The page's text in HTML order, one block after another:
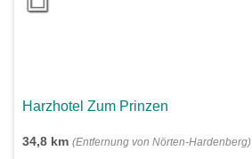
Harzhotel Zum Prinzen
34,8 km (Entfernung von Nörten-Hardenberg)